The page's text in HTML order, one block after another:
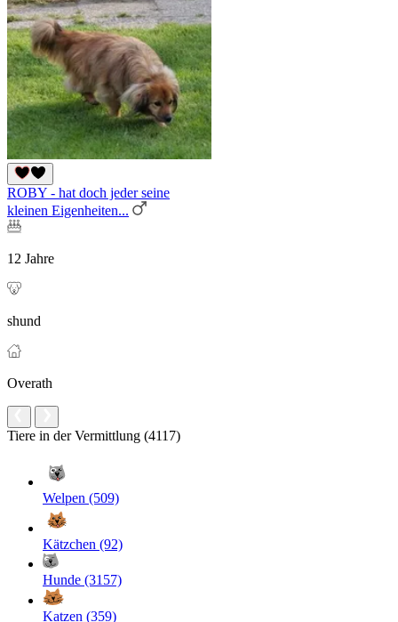
ROBY - hat doch jeder seine
kleinen Eigenheiten...
12 Jahre
shund
Overath
Tiere in der Vermittlung (4117)
Welpen (509)
Kätzchen (92)
Hunde (3157)
Katzen (359)